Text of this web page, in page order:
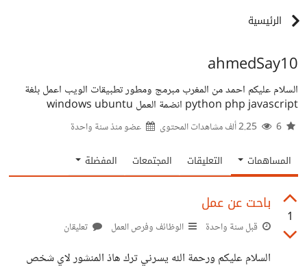
الرئيسية
ahmedSay10
السلام عليكم احمد من المغرب مبرمج ومطور تطبيقات الويب اعمل بلغة
python php javascript انضمة العمل windows ubuntu
عضو منذسنة واحدة
المساهمات التعليقات المجتمعات المفضلة
1
باحت عن عمل
قبل سنة واحدة الوظائف وفرص العمل تعليقان
السلام عليكم ورحمة الله يسرني ترك هاذ المنشور لاي شخص